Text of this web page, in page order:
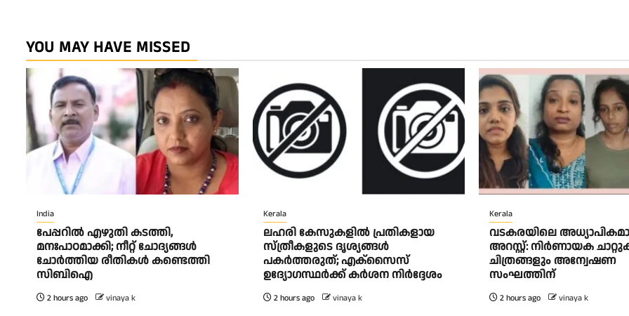
YOU MAY HAVE MISSED
India
പേപ്പറിൽ എഴുതി കടത്തി,
മനഃപാഠമാക്കി; നീറ്റ് ചോദ്യങ്ങൾ
ചോർത്തിയ രീതികൾ കണ്ടെത്തി
സിബിഐ
2 hours ago vinaya k
Kerala
ലഹരി കേസുകളിൽ പ്രതികളായ
സ്ത്രീകളുടെ ദൃശ്യങ്ങൾ
പകർത്തരുത്; എക്‌സൈസ്
ഉദ്യോഗസ്ഥർക്ക് കർശന നിർദ്ദേശം
2 hours ago vinaya k
Kerala
വടകരയിലെ
അറസ്റ്റ്: നിർണായക
ചിത്രങ്ങളും അന്വേഷണ
സംഘത്തിന്
2 hours ago vinaya k